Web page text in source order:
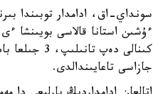
سونداي-اق، ادامدار توبىندا
ءۇشىن استانا قالاسى بويىنشا
كىنالى دەپ
جازاسى تاعايىندالدى.